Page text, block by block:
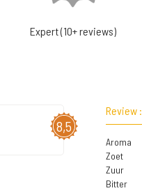
Expert (10+ reviews)
8,5
Review :
Aroma
Zoet
Zuur
Bitter